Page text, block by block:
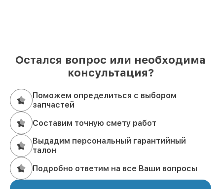
Остался вопрос или необходима
консультация?
Поможем определиться с выбором
запчастей
Составим точную смету работ
Выдадим персональный гарантийный
талон
Подробно ответим на все Ваши вопросы